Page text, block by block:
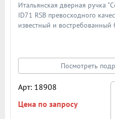
Итальянская дверная ручка
ID71 RSB превосходного
известный и
Посмотреть
Арт: 18908
Цена по запросу